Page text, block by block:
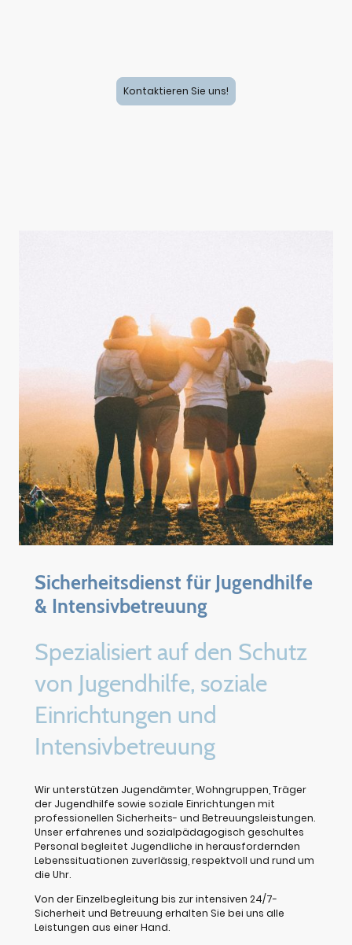
Kontaktieren Sie uns!
Sicherheitsdienst für Jugendhilfe
& Intensivbetreuung
Spezialisiert auf den Schutz
von Jugendhilfe, soziale
Einrichtungen und
Intensivbetreuung
Wir unterstützen Jugendämter, Wohngruppen, Träger
der Jugendhilfe sowie soziale Einrichtungen mit
professionellen Sicherheits- und Betreuungsleistungen.
Unser erfahrenes und sozialpädagogisch geschultes
Personal begleitet Jugendliche in herausfordernden
Lebenssituationen zuverlässig, respektvoll und rund um
die Uhr.
Von der Einzelbegleitung bis zur intensiven 24/7-
Sicherheit und Betreuung erhalten Sie bei uns alle
Leistungen aus einer Hand.